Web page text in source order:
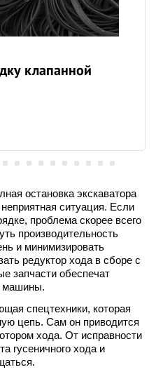
клапанной
остановка экскаватора
ситуация. Если
проблема скорее всего
производительность
и минимизировать
редуктор хода в сборе с
запчасти обеспечат
машины.
спецтехники, которая
цепь. Сам он приводится
хода. От исправности
гусеничного хода и